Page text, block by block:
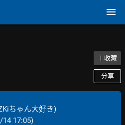
＋收藏
分享
ちゃん大好き)
14 17:05)